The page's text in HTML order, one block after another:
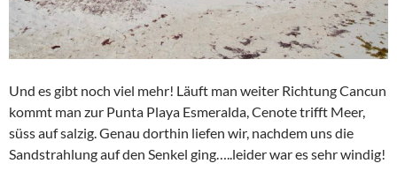
Und es gibt noch viel mehr! Läuft man weiter Richtung Cancun
kommt man zur Punta Playa Esmeralda, Cenote trifft Meer,
süss auf salzig. Genau dorthin liefen wir, nachdem uns die
Sandstrahlung auf den Senkel ging…..leider war es sehr windig!